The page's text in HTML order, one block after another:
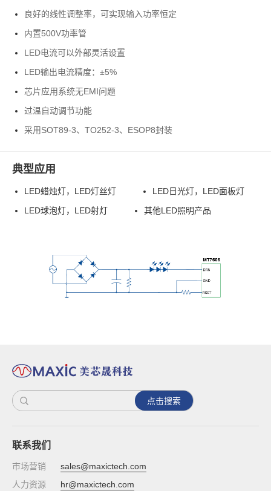
良好的线性调整率，可实现输入功率恒定
内置500V功率管
LED电流可以外部灵活设置
LED输出电流精度：±5%
芯片应用系统无EMI问题
过温自动调节功能
采用SOT89-3、TO252-3、ESOP8封装
典型应用
LED蜡烛灯，LED灯丝灯
LED日光灯，LED面板灯
LED球泡灯，LED射灯
其他LED照明产品
点击搜索
联系我们
市场营销
sales@maxictech.com
人力资源
hr@maxictech.com